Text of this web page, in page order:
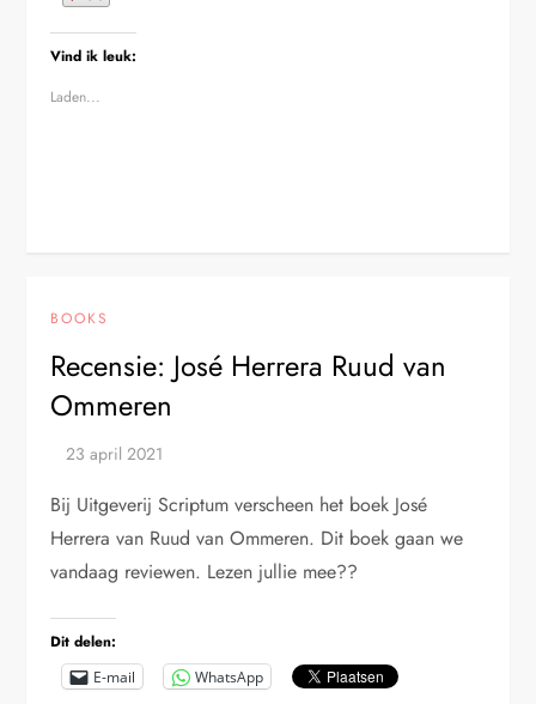
Vind ik leuk:
Laden...
BOOKS
Recensie: José Herrera Ruud van
Ommeren
Bij Uitgeverij Scriptum verscheen het boek José
Herrera van Ruud van Ommeren. Dit boek gaan we
vandaag reviewen. Lezen jullie mee??
Dit delen:
E-mail WhatsApp